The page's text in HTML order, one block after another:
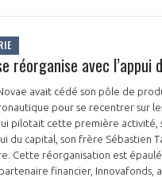
réorganise avec l’appui
avait cédé son pôle de
pour se recentrer sur
pilotait cette première activité,
du capital, son frère Sébastien
Cette réorganisation est
financier, Innovafonds,